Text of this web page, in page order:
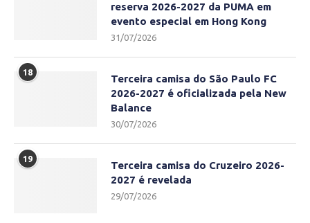
reserva 2026-2027 da PUMA em
evento especial em Hong Kong
31/07/2026
18
Terceira camisa do São Paulo FC
2026-2027 é oficializada pela New
Balance
30/07/2026
19
Terceira camisa do Cruzeiro 2026-
2027 é revelada
29/07/2026